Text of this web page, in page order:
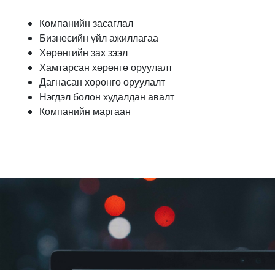
Компанийн засаглал
Бизнесийн үйл ажиллагаа
Хөрөнгийн зах зээл
Хамтарсан хөрөнгө оруулалт
Дагнасан хөрөнгө оруулалт
Нэгдэл болон худалдан авалт
Компанийн маргаан